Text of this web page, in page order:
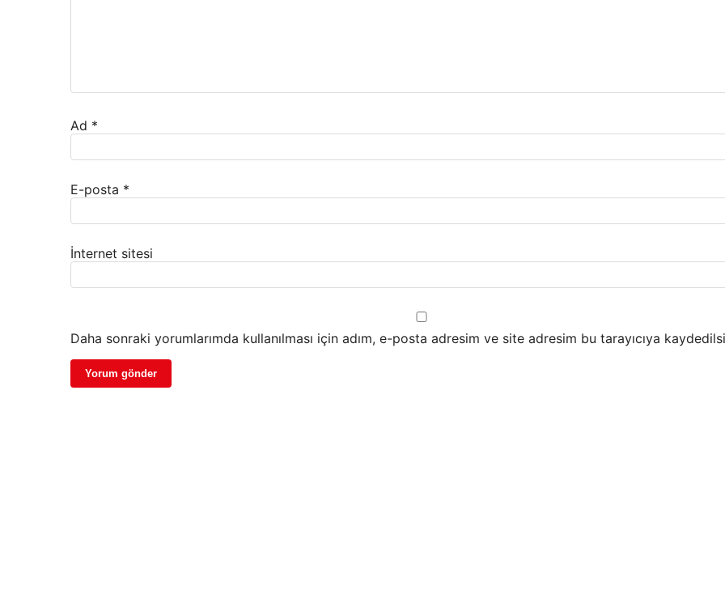
Ad *
E-posta *
İnternet sitesi
Daha sonraki yorumlarımda kullanılması için adım, e-posta adresim ve site adresim bu tarayıcıya